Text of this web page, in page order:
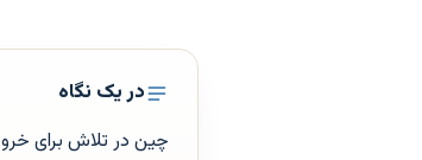
در یک نگاه
چین در تلاش برای